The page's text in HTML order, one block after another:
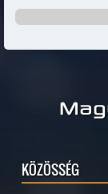
KÖZÖSSÉG